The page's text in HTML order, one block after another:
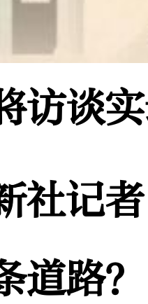
访谈
社记
道路？